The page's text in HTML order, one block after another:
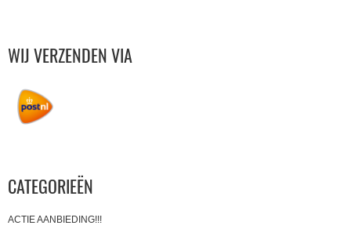
CATEGORIEËN
ACTIE AANBIEDING!!!
WIJ VERZENDEN VIA